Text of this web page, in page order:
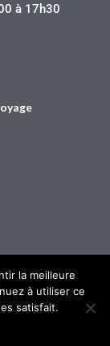
à 17h30
la meilleure
à utiliser ce
satisfait.